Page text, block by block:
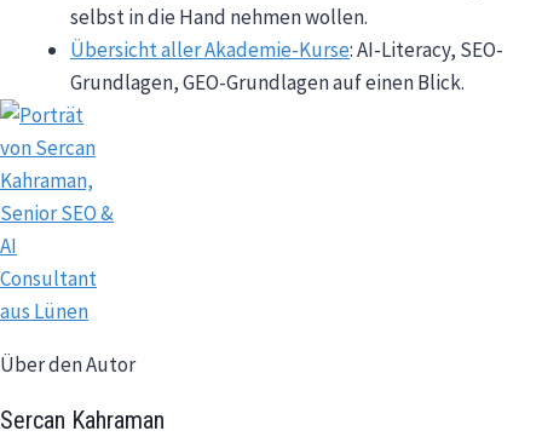
selbst in die Hand nehmen wollen.
Übersicht aller Akademie-Kurse: AI-Literacy, SEO-
Grundlagen, GEO-Grundlagen auf einen Blick.
Über den Autor
Sercan Kahraman